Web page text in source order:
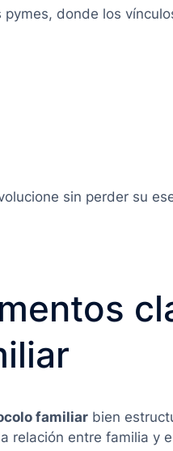
donde los
sin perder su
familiar bien
relación entre familia y